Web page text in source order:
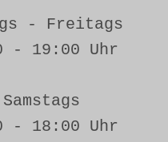
- Freitags
- 19:00 Uhr
Samstags
- 18:00 Uhr